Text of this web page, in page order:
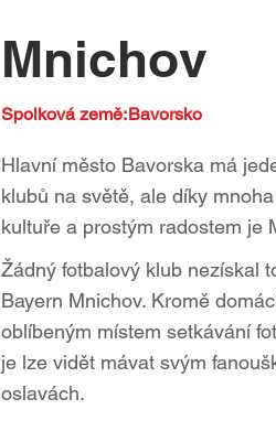
Mnichov
Spolková země:Bavorsko
Hlavní město Bavorska má
klubů na světě, ale díky
kultuře a prostým radostem je
Žádný fotbalový klub nezískal
Bayern Mnichov. Kromě
oblíbeným místem setkávání
je lze vidět mávat svým
oslavách.